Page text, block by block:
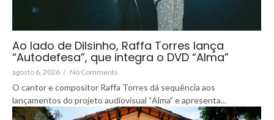
Ao lado de Dilsinho, Raffa Torres lança
“Autodefesa”, que integra o DVD “Alma”
agosto 6, 2026 / No Comments
O cantor e compositor Raffa Torres dá sequência aos
lançamentos do projeto audiovisual “Alma” e apresenta...